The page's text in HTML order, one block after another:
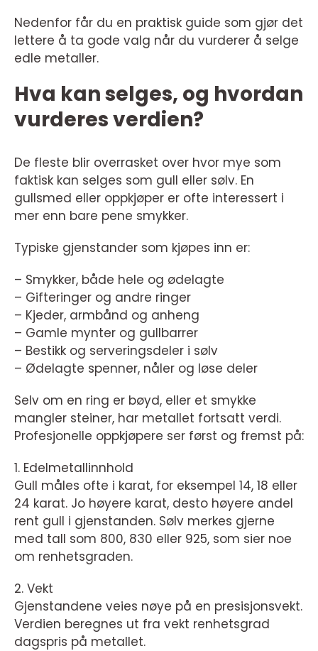
Nedenfor får du en praktisk guide som gjør det
lettere å ta gode valg når du vurderer å selge
edle metaller.
Hva kan selges, og hvordan
vurderes verdien?
De fleste blir overrasket over hvor mye som
faktisk kan selges som gull eller sølv. En
gullsmed eller oppkjøper er ofte interessert i
mer enn bare pene smykker.
Typiske gjenstander som kjøpes inn er:
– Smykker, både hele og ødelagte
– Gifteringer og andre ringer
– Kjeder, armbånd og anheng
– Gamle mynter og gullbarrer
– Bestikk og serveringsdeler i sølv
– Ødelagte spenner, nåler og løse deler
Selv om en ring er bøyd, eller et smykke
mangler steiner, har metallet fortsatt verdi.
Profesjonelle oppkjøpere ser først og fremst på:
1. Edelmetallinnhold
Gull måles ofte i karat, for eksempel 14, 18 eller
24 karat. Jo høyere karat, desto høyere andel
rent gull i gjenstanden. Sølv merkes gjerne
med tall som 800, 830 eller 925, som sier noe
om renhetsgraden.
2. Vekt
Gjenstandene veies nøye på en presisjonsvekt.
Verdien beregnes ut fra vekt renhetsgrad
dagspris på metallet.